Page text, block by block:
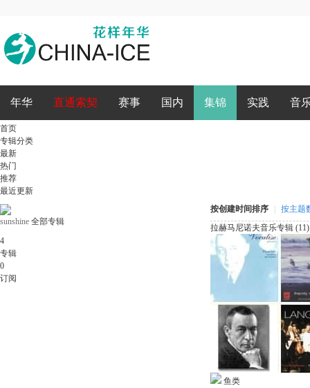
年华 直通索契 赛事 国内 集锦 实践 音
首页
专辑分类
最新
热门
推荐
最近更新
sunshine 全部专辑
4
专辑
0
订阅
按创建时间排序
按主题
拉赫马尼诺夫音乐专辑 (11)
鱼类